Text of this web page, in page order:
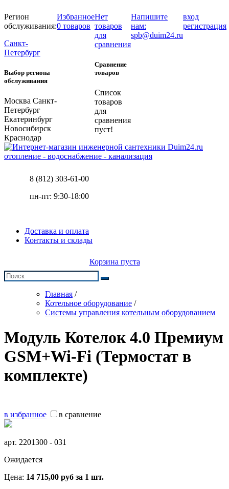
Регион
обслуживания:
Санкт-
Петербург
Выбор региона
обслуживания
Москва Санкт-
Петербург
Екатеринбург
Новосибирск
Краснодар
Избранное
0 товаров
Нет
товаров
для
сравнения
Сравнение
товаров
Список
товаров
для
сравнения
пуст!
Напишите
нам:
spb@duim24.ru
вход
регистрация
отопление - водоснабжение - канализация
8 (812) 303-61-00
пн-пт: 9:30-18:00
Доставка и оплата
Контакты и склады
Корзина пуста
Главная /
Котельное оборудование /
Системы управления котельным оборудованием
Модуль Котелок 4.0 Премиум
GSM+Wi-Fi (Термостат в
комплекте)
в избранное в сравнение
арт. 2201300 - 031
Ожидается
Цена: 14 715,00 руб за 1 шт.